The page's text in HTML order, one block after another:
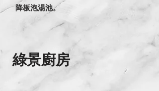
降板泡湯池。
綠景廚房